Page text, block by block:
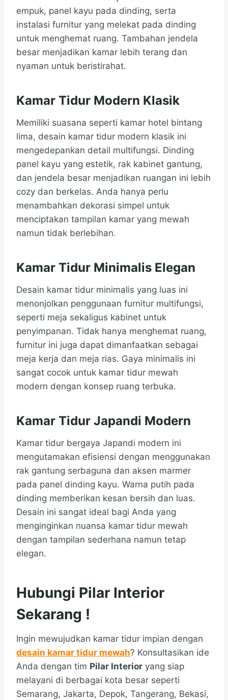
empuk, panel kayu pada dinding, serta
instalasi furnitur yang melekat pada dinding
untuk menghemat ruang. Tambahan jendela
besar menjadikan kamar lebih terang dan
nyaman untuk beristirahat.
Kamar Tidur Modern Klasik
Memiliki suasana seperti kamar hotel bintang
lima, desain kamar tidur modern klasik ini
mengedepankan detail multifungsi. Dinding
panel kayu yang estetik, rak kabinet gantung,
dan jendela besar menjadikan ruangan ini lebih
cozy dan berkelas. Anda hanya perlu
menambahkan dekorasi simpel untuk
menciptakan tampilan kamar yang mewah
namun tidak berlebihan.
Kamar Tidur Minimalis Elegan
Desain kamar tidur minimalis yang luas ini
menonjolkan penggunaan furnitur multifungsi,
seperti meja sekaligus kabinet untuk
penyimpanan. Tidak hanya menghemat ruang,
furnitur ini juga dapat dimanfaatkan sebagai
meja kerja dan meja rias. Gaya minimalis ini
sangat cocok untuk kamar tidur mewah
modern dengan konsep ruang terbuka.
Kamar Tidur Japandi Modern
Kamar tidur bergaya Japandi modern ini
mengutamakan efisiensi dengan menggunakan
rak gantung serbaguna dan aksen marmer
pada panel dinding kayu. Warna putih pada
dinding memberikan kesan bersih dan luas.
Desain ini sangat ideal bagi Anda yang
menginginkan nuansa kamar tidur mewah
dengan tampilan sederhana namun tetap
elegan.
Hubungi Pilar Interior
Sekarang !
Ingin mewujudkan kamar tidur impian dengan
desain kamar tidur mewah? Konsultasikan ide
Anda dengan tim Pilar Interior yang siap
melayani di berbagai kota besar seperti
Semarang, Jakarta, Depok, Tangerang, Bekasi,